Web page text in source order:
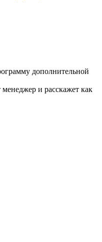
дополнительной
менеджер и расскажет как